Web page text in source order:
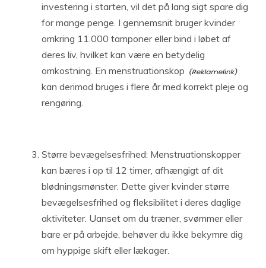
investering i starten, vil det på lang sigt spare dig
for mange penge. I gennemsnit bruger kvinder
omkring 11.000 tamponer eller bind i løbet af
deres liv, hvilket kan være en betydelig
omkostning. En menstruationskop
kan derimod bruges i flere år med korrekt pleje og
rengøring.
Større bevægelsesfrihed: Menstruationskopper
kan bæres i op til 12 timer, afhængigt af dit
blødningsmønster. Dette giver kvinder større
bevægelsesfrihed og fleksibilitet i deres daglige
aktiviteter. Uanset om du træner, svømmer eller
bare er på arbejde, behøver du ikke bekymre dig
om hyppige skift eller lækager.